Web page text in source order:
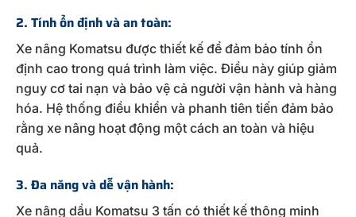
2. Tính ổn định và an toàn:
Xe nâng Komatsu được thiết kế để đảm bảo tính ổn
định cao trong quá trình làm việc. Điều này giúp giảm
nguy cơ tai nạn và bảo vệ cả người vận hành và hàng
hóa. Hệ thống điều khiển và phanh tiên tiến đảm bảo
rằng xe nâng hoạt động một cách an toàn và hiệu
quả.
3. Đa năng và dễ vận hành:
Xe nâng dầu Komatsu 3 tấn có thiết kế thông minh